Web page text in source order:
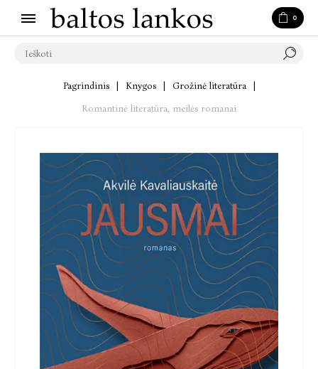
0
Pagrindinis Knygos Grožinė literatūra
Romantinė literatūra, meilės romanai